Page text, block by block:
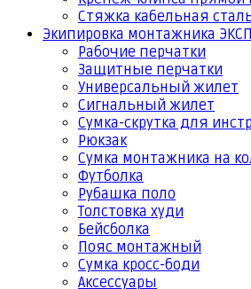
Стяжка кабельная
Экипировка монтажника
Рабочие перчатки
Защитные перчатки
Универсальный жилет
Сигнальный жилет
Сумка-скрутка для
Рюкзак
Сумка монтажника на
Футболка
Рубашка поло
Толстовка худи
Бейсболка
Пояс монтажный
Сумка кросс-боди
Аксессуары